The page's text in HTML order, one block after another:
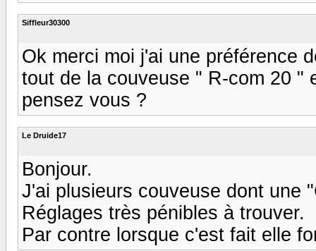
Siffleur30300
Ok merci moi j'ai une préférence
tout de la couveuse " R-com 20 "
pensez vous ?
Le Druide17
Bonjour.
J'ai plusieurs couveuse dont une
Réglages très pénibles à trouver.
Par contre lorsque c'est fait elle